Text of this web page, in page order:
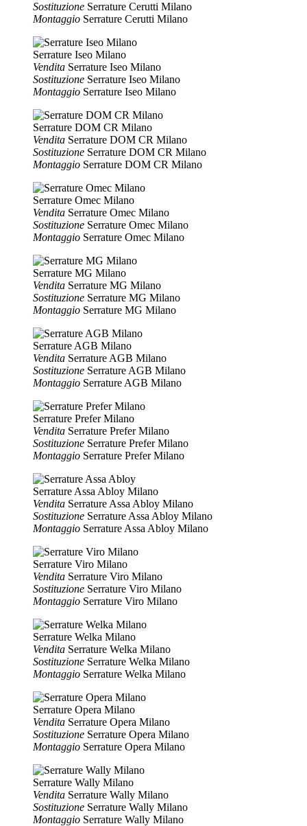
Sostituzione Serrature Cerutti Milano
Montaggio Serrature Cerutti Milano
Serrature Iseo Milano
Vendita Serrature Iseo Milano
Sostituzione Serrature Iseo Milano
Montaggio Serrature Iseo Milano
Serrature DOM CR Milano
Vendita Serrature DOM CR Milano
Sostituzione Serrature DOM CR Milano
Montaggio Serrature DOM CR Milano
Serrature Omec Milano
Vendita Serrature Omec Milano
Sostituzione Serrature Omec Milano
Montaggio Serrature Omec Milano
Serrature MG Milano
Vendita Serrature MG Milano
Sostituzione Serrature MG Milano
Montaggio Serrature MG Milano
Serrature AGB Milano
Vendita Serrature AGB Milano
Sostituzione Serrature AGB Milano
Montaggio Serrature AGB Milano
Serrature Prefer Milano
Vendita Serrature Prefer Milano
Sostituzione Serrature Prefer Milano
Montaggio Serrature Prefer Milano
Serrature Assa Abloy Milano
Vendita Serrature Assa Abloy Milano
Sostituzione Serrature Assa Abloy Milano
Montaggio Serrature Assa Abloy Milano
Serrature Viro Milano
Vendita Serrature Viro Milano
Sostituzione Serrature Viro Milano
Montaggio Serrature Viro Milano
Serrature Welka Milano
Vendita Serrature Welka Milano
Sostituzione Serrature Welka Milano
Montaggio Serrature Welka Milano
Serrature Opera Milano
Vendita Serrature Opera Milano
Sostituzione Serrature Opera Milano
Montaggio Serrature Opera Milano
Serrature Wally Milano
Vendita Serrature Wally Milano
Sostituzione Serrature Wally Milano
Montaggio Serrature Wally Milano